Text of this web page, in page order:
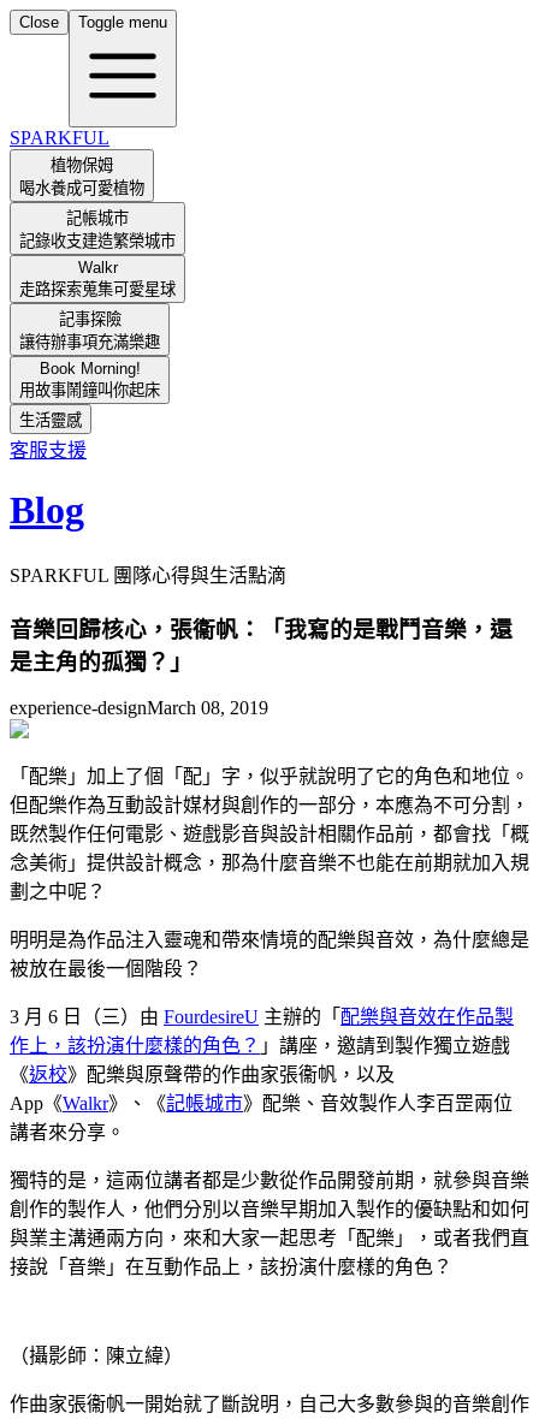
Close Toggle menu
SPARKFUL
植物保姆
喝水養成可愛植物
記帳城市
記錄收支建造繁榮城市
Walkr
走路探索蒐集可愛星球
記事探險
讓待辦事項充滿樂趣
Book Morning!
用故事鬧鐘叫你起床
生活靈感
客服支援
Blog
SPARKFUL 團隊心得與生活點滴
音樂回歸核心，張衞帆：「我寫的是戰鬥音樂，還
是主角的孤獨？」
experience-designMarch 08, 2019
「配樂」加上了個「配」字，似乎就說明了它的角色和地位。
但配樂作為互動設計媒材與創作的一部分，本應為不可分割，
既然製作任何電影、遊戲影音與設計相關作品前，都會找「概
念美術」提供設計概念，那為什麼音樂不也能在前期就加入規
劃之中呢？
明明是為作品注入靈魂和帶來情境的配樂與音效，為什麼總是
被放在最後一個階段？
3 月 6 日（三）由 FourdesireU 主辦的「 配樂與音效在作品製
作上，該扮演什麼樣的角色？ 」講座，邀請到製作獨立遊戲
《返校》配樂與原聲帶的作曲家張衞帆，以及
App《Walkr》、《記帳城市》配樂、音效製作人李百罡兩位
講者來分享。
獨特的是，這兩位講者都是少數從作品開發前期，就參與音樂
創作的製作人，他們分別以音樂早期加入製作的優缺點和如何
與業主溝通兩方向，來和大家一起思考「配樂」，或者我們直
接說「音樂」在互動作品上，該扮演什麼樣的角色？
（攝影師：陳立緯）
作曲家張衞帆一開始就了斷說明，自己大多數參與的音樂創作